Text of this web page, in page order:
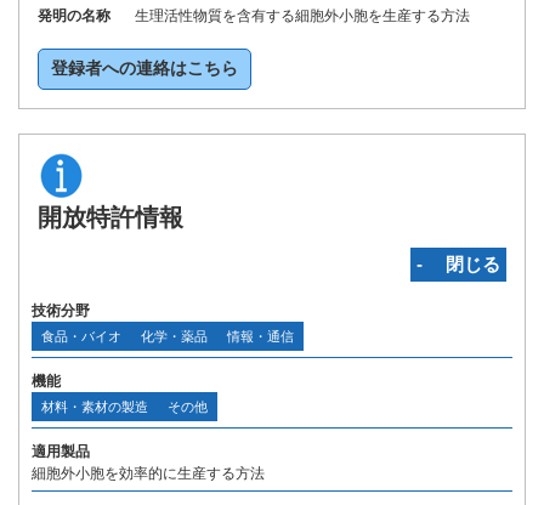
発明の名称
生理活性物質を含有する細胞外小胞を生産する方法
登録者への連絡はこちら
開放特許情報
‐ 閉じる
技術分野
食品・バイオ 化学・薬品 情報・通信
機能
材料・素材の製造 その他
適用製品
細胞外小胞を効率的に生産する方法